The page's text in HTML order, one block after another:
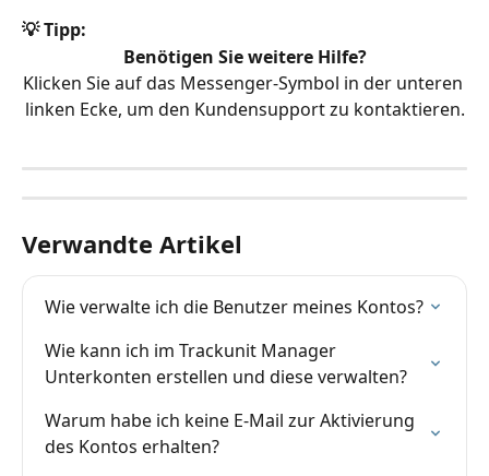
💡 Tipp:
Benötigen Sie weitere Hilfe?
Klicken Sie auf das Messenger-Symbol in der unteren
linken Ecke, um den Kundensupport zu kontaktieren.
Verwandte Artikel
Wie verwalte ich die Benutzer meines Kontos?
Wie kann ich im Trackunit Manager
Unterkonten erstellen und diese verwalten?
Warum habe ich keine E-Mail zur Aktivierung
des Kontos erhalten?